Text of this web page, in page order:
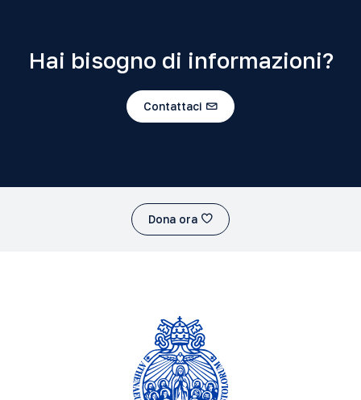
Hai bisogno di informazioni?
Contattaci
Dona ora